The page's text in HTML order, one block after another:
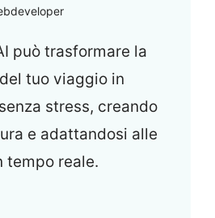
può trasformare la
tuo viaggio in
stress, creando
e adattandosi alle
tempo reale.